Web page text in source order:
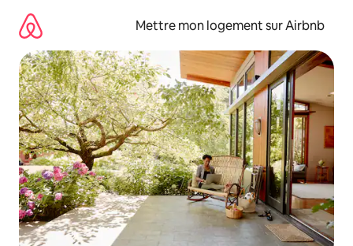
directement
contenu
Mettre mon logement sur Airbnb